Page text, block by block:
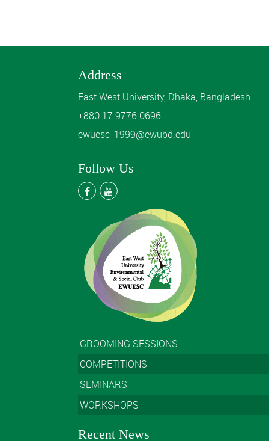
Address
East West University, Dhaka, Bangladesh
+880 17 9776 0696
ewuesc_1999@ewubd.edu
Follow Us
GROOMING SESSIONS
COMPETITIONS
SEMINARS
WORKSHOPS
Recent News